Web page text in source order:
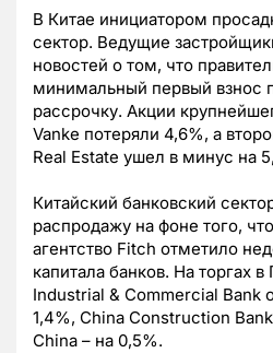
В Китае инициатором
сектор. Ведущие
новостей о том, что
минимальный первый взнос
рассрочку. Акции
Vanke потеряли 4,6%, а
Real Estate ушел в минус на
Китайский банковский
распродажу на фоне того,
агентство Fitch отметило
капитала банков. На торгах в
Industrial & Commercial Bank
1,4%, China Construction
China – на 0,5%.